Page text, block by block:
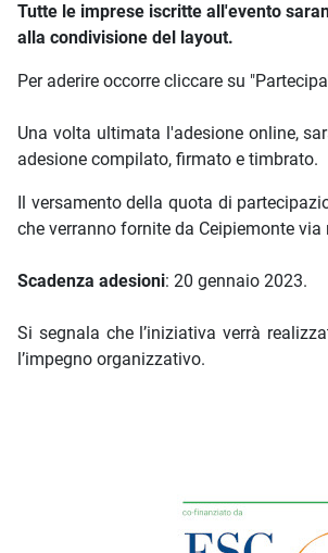
Tutte le imprese iscritte all'evento
alla condivisione del layout.
Per aderire occorre cliccare su
Una volta ultimata l'adesione online,
adesione compilato, firmato e timbrato.
Il versamento della quota di
che verranno fornite da Ceipiemonte
Scadenza adesioni: 20 gennaio 2023.
Si segnala che l’iniziativa verrà
l’impegno organizzativo.